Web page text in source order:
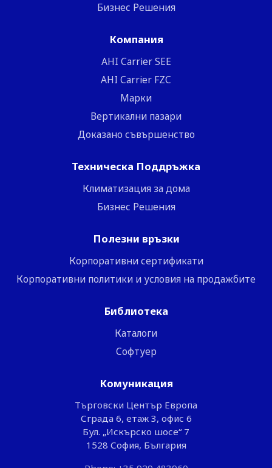
Бизнес Решения
Компания
ΑΗΙ Carrier SEE
AHI Carrier FZC
Марки
Вертикални пазари
Доказано съвършенство
Техническа Поддръжка
Климатизация за дома
Бизнес Решения
Полезни връзки
Корпоративни сертификати
Корпоративни политики и условия на продажбите
Библиотека
Каталоги
Софтуер
Комуникация
Търговски Център Европа
Сграда 6, етаж 3, офис 6
Бул. „Искърско шосе“ 7
1528 София, България